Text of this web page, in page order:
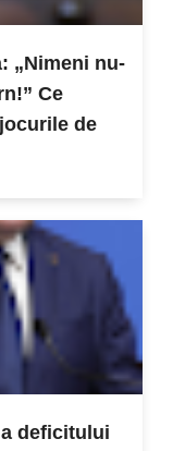
„Nimeni nu-
Ce
de
deficitului